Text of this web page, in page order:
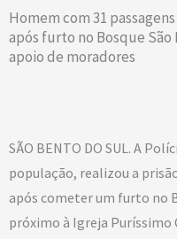
Homem com 31
após furto no Bosque São
apoio de moradores
SÃO BENTO DO SUL. A
população, realizou a
após cometer um furto no
próximo à Igreja Puríssimo